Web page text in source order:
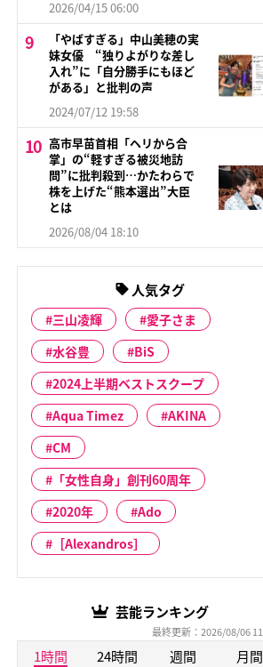
2026/04/15 06:00
「やばすぎる」中山美穂の実
妹女優 “独りよがりな差し
入れ”に「自分勝手にもほど
がある」と批判の声
2024/07/12 19:58
高市早苗首相「ヘリから合
掌」の“軽すぎる被災地訪
問”に批判殺到…かたわらで
株を上げた“熊本選出”大臣
とは
2026/08/04 18:10
人気タグ
三山凌輝
愛子さま
水谷豊
BiS
2024上半期ベストスクープ
Aqua Timez
AKINA
CM
「女性自身」創刊60周年
2020年
Ado
［Alexandros］
芸能ランキング
最終更新：2026/08/06
1時間 24時間 週間 月間